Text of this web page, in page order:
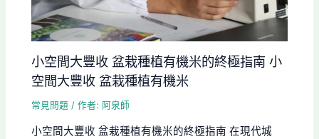
小空間大豐收 盆栽種植有機米的終極指南 小
空間大豐收 盆栽種植有機米
常見問題 / 作者: 阿泉師
小空間大豐收 盆栽種植有機米的終極指南 在現代城